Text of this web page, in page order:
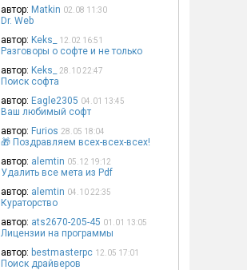
автор: Matkin 02.08 11:30
Dr. Web
автор: Keks_ 12.02 16:51
Разговоры о софте и не только
автор: Keks_ 28.10 22:47
Поиск софта
автор: Eagle2305 04.01 13:45
Ваш любимый софт
автор: Furios 28.05 18:04
🎁 Поздравляем всех-всех-всех!
автор: alemtin 05.12 19:12
Удалить все мета из Pdf
автор: alemtin 04.10 22:35
Кураторство
автор: ats2670-205-45 01.01 13:05
Лицензии на программы
автор: bestmasterpc 12.05 17:01
Поиск драйверов